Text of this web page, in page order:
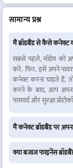
अधीन होता है
ध्यान दें - विफल
दी जाती है.
ब्रॉडबैंड अनलिमिटेड
अपने विवरण और कीमतों
हैं -
सामान्य प्रश्न
मैं ब्रॉडबैंड से कैसे
सबसे पहले, मॉडेम को
करें. फिर, इसे अपने
कनेक्ट करना चाहते हैं,
करने के बाद, आप
पासवर्ड और सुरक्षा
मैं कनेक्ट ब्रॉडबैंड पर
क्या बजाज फाइनेंस